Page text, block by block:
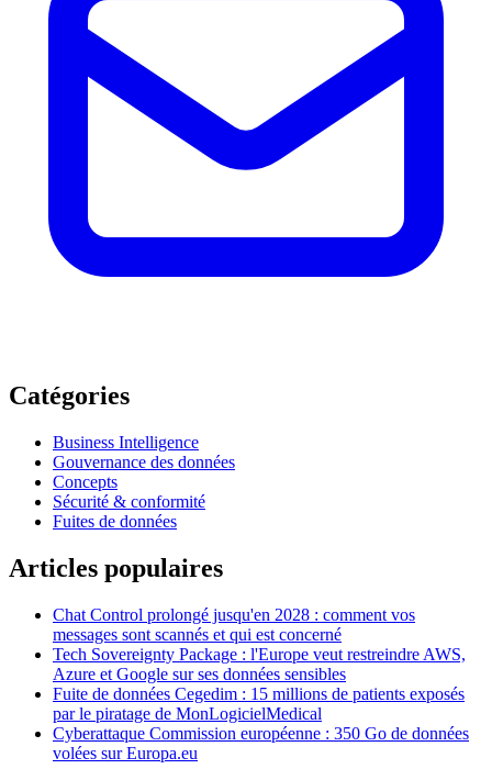
Catégories
Business Intelligence
Gouvernance des données
Concepts
Sécurité & conformité
Fuites de données
Articles populaires
Chat Control prolongé jusqu'en 2028 : comment vos
messages sont scannés et qui est concerné
Tech Sovereignty Package : l'Europe veut restreindre AWS,
Azure et Google sur ses données sensibles
Fuite de données Cegedim : 15 millions de patients exposés
par le piratage de MonLogicielMedical
Cyberattaque Commission européenne : 350 Go de données
volées sur Europa.eu